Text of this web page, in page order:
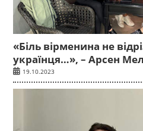
«Біль вірменина не
українця…», – Арсен
19.10.2023